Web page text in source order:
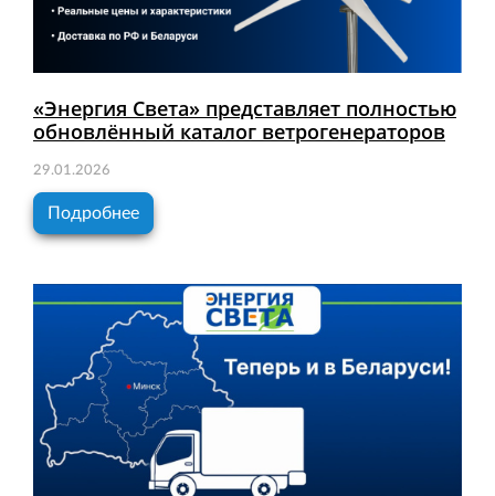
«Энергия Света» представляет полностью
обновлённый каталог ветрогенераторов
29.01.2026
Подробнее